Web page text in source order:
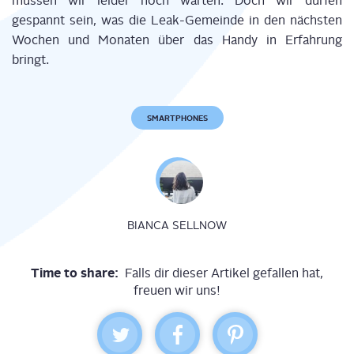
gespannt sein, was die Leak-Gemein­de in den nächs­ten
Wochen und Mona­ten über das Han­dy in Erfah­rung
bringt.
SMARTPHONES
BIANCA SELLNOW
Time to share: Falls dir dieser Artikel gefallen hat,
freuen wir uns!